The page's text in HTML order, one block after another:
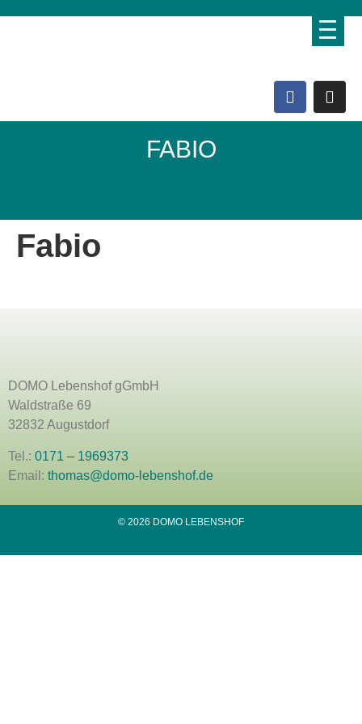
FABIO
Fabio
DOMO Lebenshof gGmbH
Waldstraße 69
32832 Augustdorf
Tel.: 0171 – 1969373
Email: thomas@domo-lebenshof.de
© 2026 DOMO LEBENSHOF